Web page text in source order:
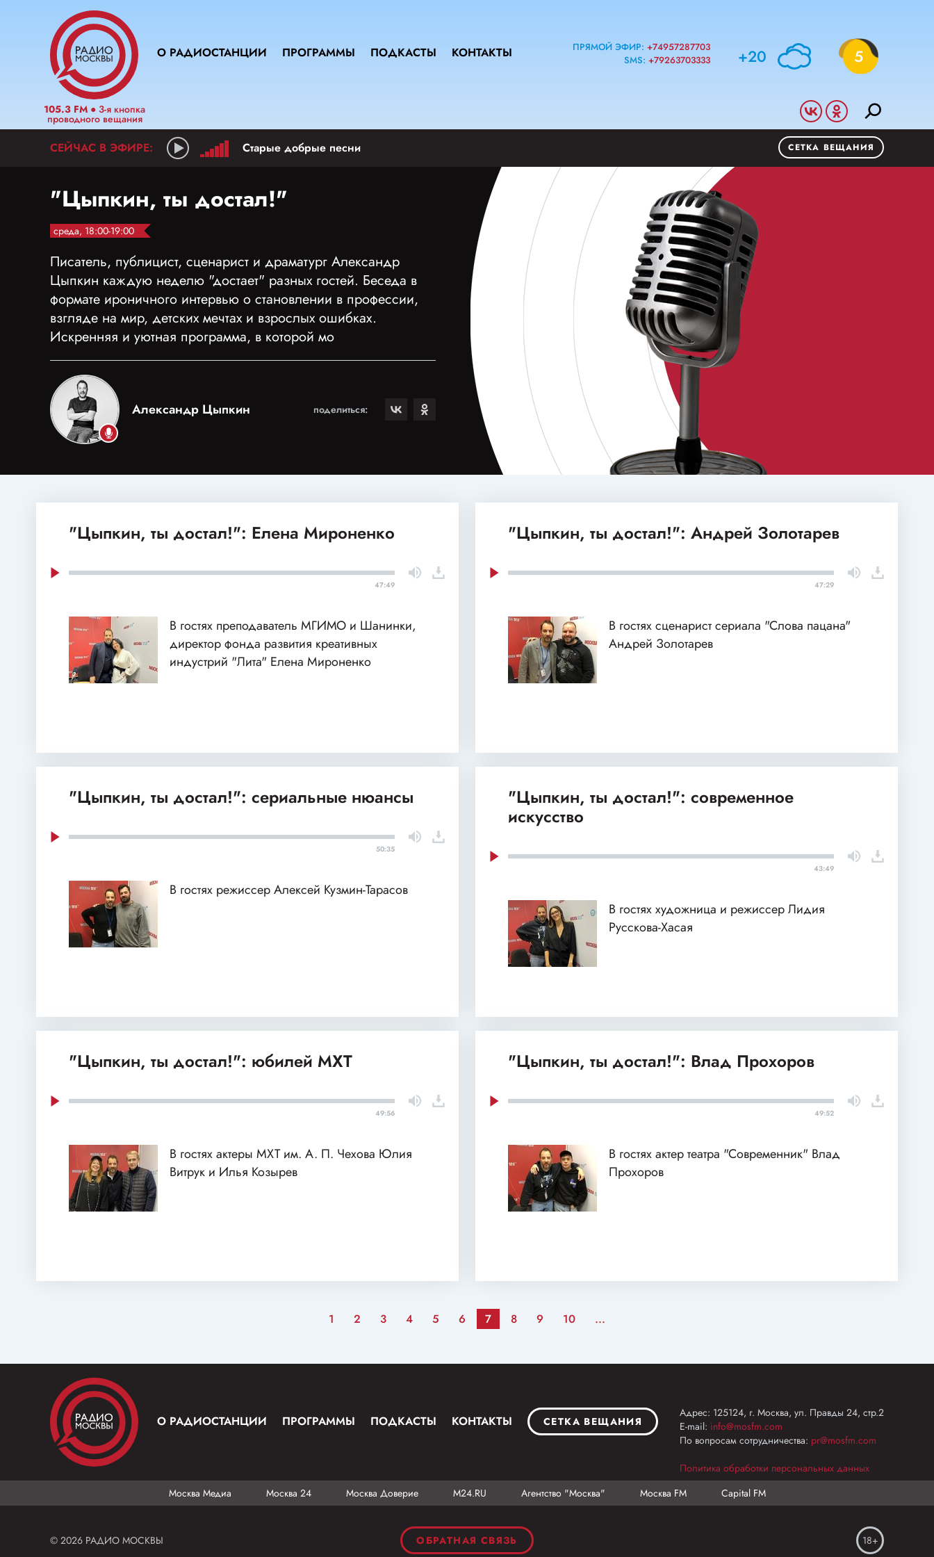
105.3 FM ● 3-я кнопка
проводного вещания
О РАДИОСТАНЦИИ ПРОГРАММЫ ПОДКАСТЫ КОНТАКТЫ ПРЯМОЙ ЭФИР: +74957287703
SMS: +79263703333 +20 5
Старые добрые песни СЕТКА ВЕЩАНИЯ
"Цыпкин, ты достал!"
среда, 18:00-19:00
Писатель, публицист, сценарист и драматург Александр
Цыпкин каждую неделю "достает" разных гостей. Беседа в
формате ироничного интервью о становлении в профессии,
взгляде на мир, детских мечтах и взрослых ошибках.
Искренняя и уютная программа, в которой мо
Александр Цыпкин поделиться:
"Цыпкин, ты достал!": Елена Мироненко
47:49
В гостях преподаватель МГИМО и Шанинки,
директор фонда развития креативных
индустрий "Лита" Елена Мироненко
"Цыпкин, ты достал!": Андрей Золотарев
47:29
В гостях сценарист сериала "Слова пацана"
Андрей Золотарев
"Цыпкин, ты достал!": сериальные нюансы
50:35
В гостях режиссер Алексей Кузмин-Тарасов
"Цыпкин, ты достал!": современное
искусство
43:49
В гостях художница и режиссер Лидия
Русскова-Хасая
"Цыпкин, ты достал!": юбилей МХТ
49:56
В гостях актеры МХТ им. А. П. Чехова Юлия
Витрук и Илья Козырев
"Цыпкин, ты достал!": Влад Прохоров
49:52
В гостях актер театра "Современник" Влад
Прохоров
1 2 3 4 5 6 7 8 9 10 ...
О РАДИОСТАНЦИИ ПРОГРАММЫ ПОДКАСТЫ КОНТАКТЫ СЕТКА ВЕЩАНИЯ
Адрес: 125124, г. Москва, ул. Правды 24, стр.2
E-mail: info@mosfm.com
По вопросам сотрудничества: pr@mosfm.com
Политика обработки персональных данных
Москва Медиа
Москва 24 Москва Доверие М24.RU Агентство "Москва" Москва FM Capital FM
© 2026 РАДИО МОСКВЫ ОБРАТНАЯ СВЯЗЬ 18+